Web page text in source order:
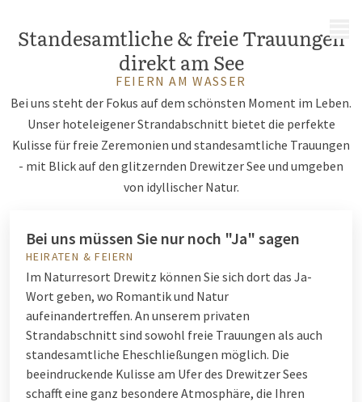
Standesamtliche & freie Trauungen
direkt am See
FEIERN AM WASSER
Bei uns steht der Fokus auf dem schönsten Moment im Leben.
Unser hoteleigener Strandabschnitt bietet die perfekte
Kulisse für freie Zeremonien und standesamtliche Trauungen
- mit Blick auf den glitzernden Drewitzer See und umgeben
von idyllischer Natur.
Bei uns müssen Sie nur noch "Ja" sagen
HEIRATEN & FEIERN
Im Naturresort Drewitz können Sie sich dort das Ja-
Wort geben, wo Romantik und Natur
aufeinandertreffen. An unserem privaten
Strandabschnitt sind sowohl freie Trauungen als auch
standesamtliche Eheschließungen möglich. Die
beeindruckende Kulisse am Ufer des Drewitzer Sees
schafft eine ganz besondere Atmosphäre, die Ihren